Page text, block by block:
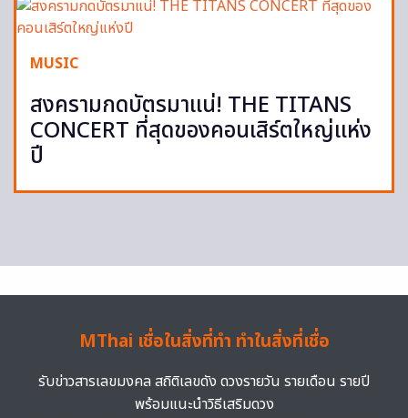
MUSIC
สงครามกดบัตรมาแน่! THE TITANS
CONCERT ที่สุดของคอนเสิร์ตใหญ่แห่ง
ปี
MThai เชื่อในสิ่งที่ทำ ทำในสิ่งที่เชื่อ
รับข่าวสารเลขมงคล สถิติเลขดัง ดวงรายวัน รายเดือน รายปี
พร้อมแนะนำวิธีเสริมดวง